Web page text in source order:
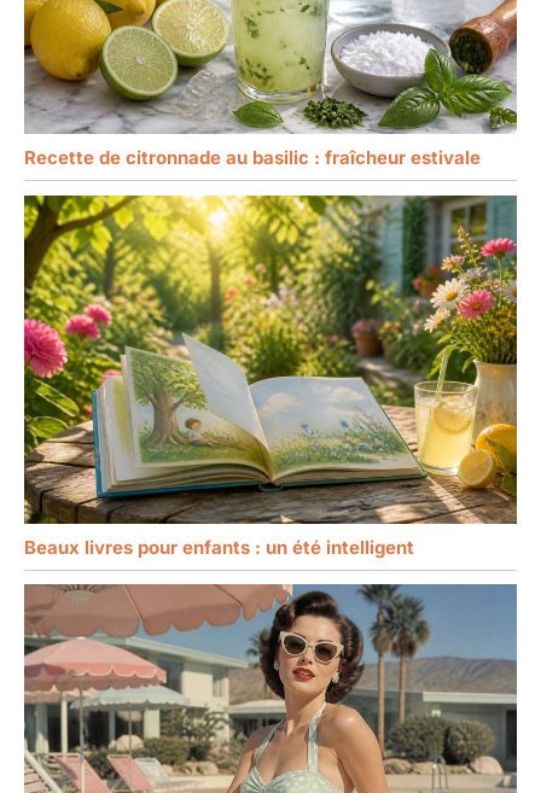
Recette de citronnade au basilic : fraîcheur estivale
Beaux livres pour enfants : un été intelligent